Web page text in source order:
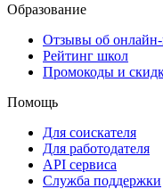
Образование
Отзывы об
Рейтинг школ
Промокоды и
Помощь
Для соискателя
Для работодателя
API сервиса
Служба поддержки